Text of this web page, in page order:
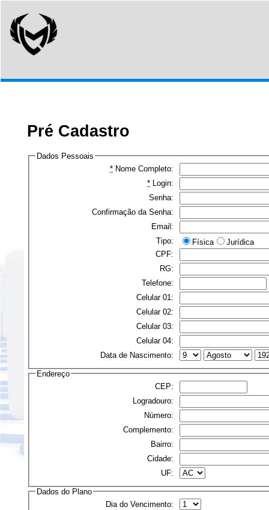
Pré Cadastro
Dados Pessoais
* Nome Completo:
* Login:
Senha:
Confirmação da Senha:
Email:
Tipo:
Física
Jurídica
CPF:
RG:
Telefone:
Celular 01:
Celular 02:
Celular 03:
Celular 04:
Data de Nascimento:
Endereço
CEP:
Logradouro:
Número:
Complemento:
Bairro:
Cidade:
UF:
Dados do Plano
Dia do Vencimento: